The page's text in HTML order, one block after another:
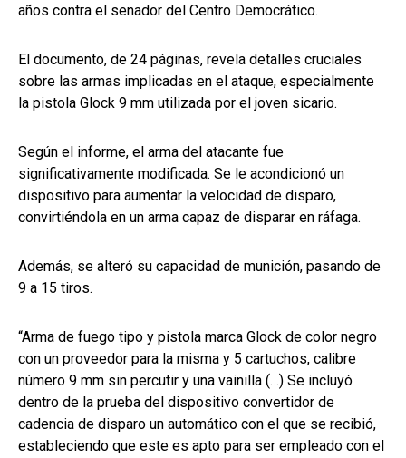
años contra el senador del Centro Democrático.
El documento, de 24 páginas, revela detalles cruciales
sobre las armas implicadas en el ataque, especialmente
la pistola Glock 9 mm utilizada por el joven sicario.
Según el informe, el arma del atacante fue
significativamente modificada. Se le acondicionó un
dispositivo para aumentar la velocidad de disparo,
convirtiéndola en un arma capaz de disparar en ráfaga.
Además, se alteró su capacidad de munición, pasando de
9 a 15 tiros.
“Arma de fuego tipo y pistola marca Glock de color negro
con un proveedor para la misma y 5 cartuchos, calibre
número 9 mm sin percutir y una vainilla (…) Se incluyó
dentro de la prueba del dispositivo convertidor de
cadencia de disparo un automático con el que se recibió,
estableciendo que este es apto para ser empleado con el